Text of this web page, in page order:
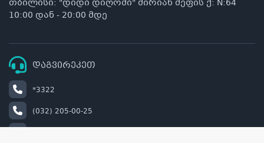
თბილისი: "დიდი დიღომი" მირიან მეფის ქ: N:64
10:00 დან - 20:00 მდე
დაგვირეკეთ
*3322
(032) 205-00-25